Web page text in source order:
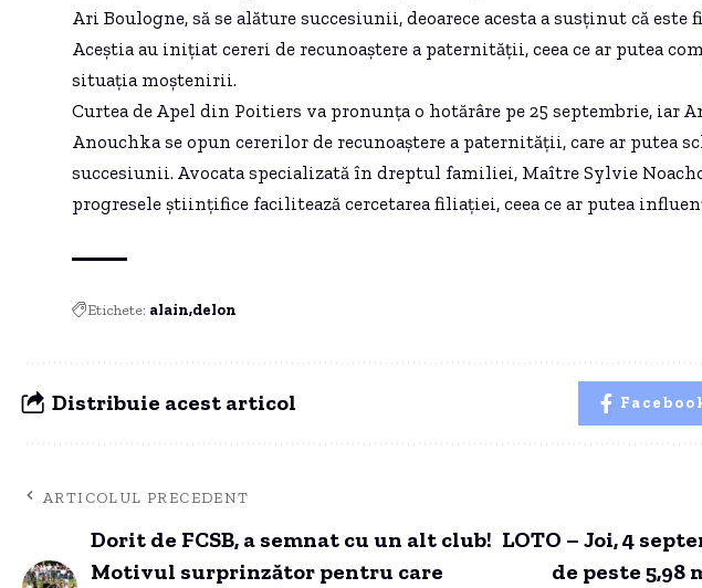
Ari Boulogne, să se alăture succesiunii, deoarece acesta a susținut că
Aceștia au inițiat cereri de recunoaștere a paternității, ceea ce ar putea
situația moștenirii.
Curtea de Apel din Poitiers va pronunța o hotărâre pe 25 septembrie, iar
Anouchka se opun cererilor de recunoaștere a paternității, care ar putea
succesiunii. Avocata specializată în dreptul familiei, Maître Sylvie
progresele științifice facilitează cercetarea filiației, ceea ce ar putea
Etichete: alain delon
Distribuie acest articol
ARTICOLUL PRECEDENT
Dorit de FCSB, a semnat cu un alt club!
Motivul surprinzător pentru care
LOTO – Joi, 4
de peste 5,98